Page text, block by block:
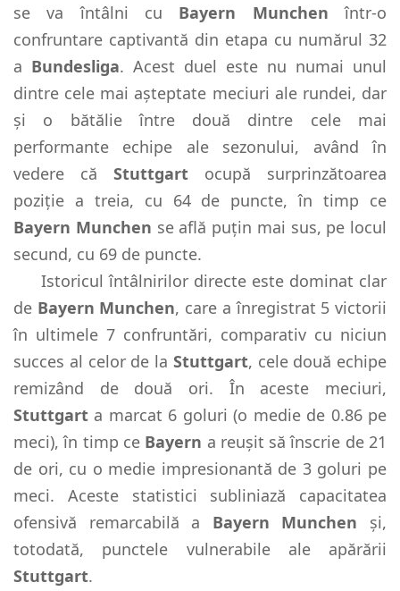
se va întâlni cu Bayern Munchen într-o
confruntare captivantă din etapa cu numărul 32
a Bundesliga. Acest duel este nu numai unul
dintre cele mai așteptate meciuri ale rundei, dar
și o bătălie între două dintre cele mai
performante echipe ale sezonului, având în
vedere că Stuttgart ocupă surprinzătoarea
poziție a treia, cu 64 de puncte, în timp ce
Bayern Munchen se află puțin mai sus, pe locul
secund, cu 69 de puncte.
Istoricul întâlnirilor directe este dominat clar
de Bayern Munchen, care a înregistrat 5 victorii
în ultimele 7 confruntări, comparativ cu niciun
succes al celor de la Stuttgart, cele două echipe
remizând de două ori. În aceste meciuri,
Stuttgart a marcat 6 goluri (o medie de 0.86 pe
meci), în timp ce Bayern a reușit să înscrie de 21
de ori, cu o medie impresionantă de 3 goluri pe
meci. Aceste statistici subliniază capacitatea
ofensivă remarcabilă a Bayern Munchen și,
totodată, punctele vulnerabile ale apărării
Stuttgart.